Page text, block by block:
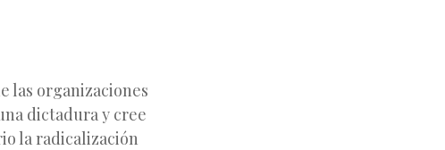
las organizaciones
dictadura y cree
la radicalización